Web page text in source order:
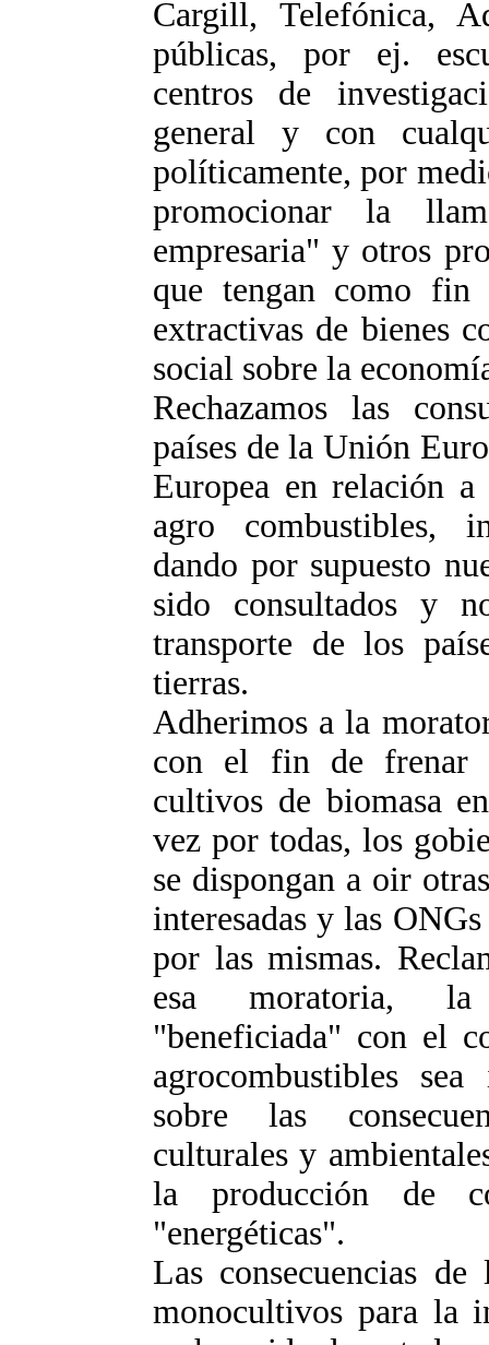
Cargill, Telefónica,
públicas, por ej.
centros de
general y con
políticamente, por
promocionar la
empresaria" y otros
que tengan como fin
extractivas de bienes
social sobre la
Rechazamos las
países de la Unión
Europea en relación
agro combustibles,
dando por supuesto
sido consultados y
transporte de los
tierras.
Adherimos a la
con el fin de frenar
cultivos de biomasa
vez por todas, los
se dispongan a oir
interesadas y las
por las mismas.
esa moratoria, la
"beneficiada" con el
agrocombustibles
sobre las
culturales y
la producción de
"energéticas".
Las consecuencias
monocultivos para la